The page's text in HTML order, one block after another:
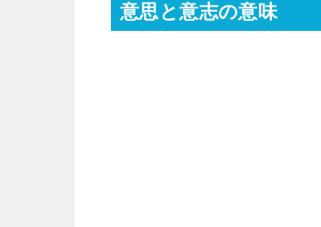
意思と意志の意味